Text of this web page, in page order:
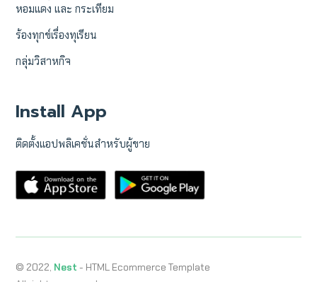
หอมแดง และ กระเทียม
ร้องทุกข์เรื่องทุเรียน
กลุ่มวิสาหกิจ
Install App
ติดตั้งแอปพลิเคชั่นสำหรับผู้ขาย
© 2022, Nest - HTML Ecommerce Template
All rights reserved